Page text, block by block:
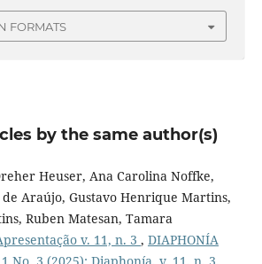
FORMATS
by the same author(s)
Heuser, Ana Carolina Noffke,
Araújo, Gustavo Henrique Martins,
Ruben Matesan, Tamara
v. 11, n. 3 , DIAPHONÍA